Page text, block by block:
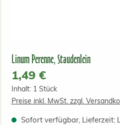
Linum Perenne, Staudenlein
Regulärer Preis:
1,49 €
Inhalt: 1 Stück
Preise inkl. MwSt. zzgl.
Sofort verfügbar, Lieferzeit: